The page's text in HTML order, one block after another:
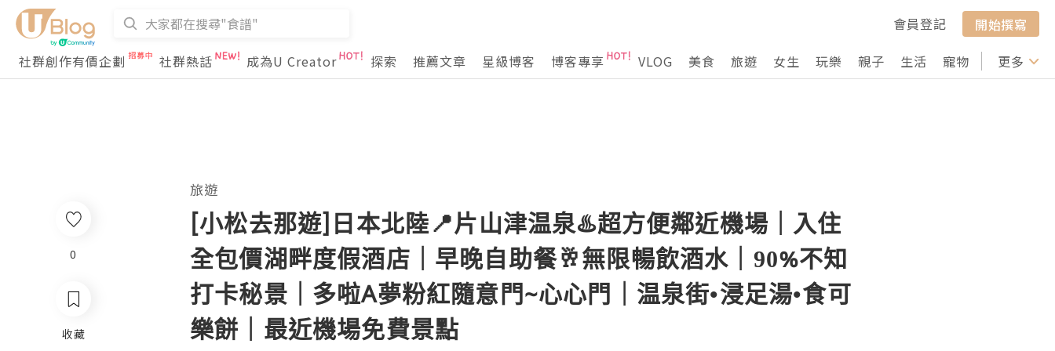
會員登記
開始撰寫
社群創作有價企劃
社群熱話 成為U Creator 探索 推薦文章 星級博客 博客專享 VLOG 美食 旅遊 女生 玩樂 親子 生活 寵物 行山 打卡
更多
旅遊
[小松去那遊]日本北陸📍片山津温泉♨️超方便鄰近機場｜入住
全包價湖畔度假酒店｜早晚自助餐🥂無限暢飲酒水｜90%不知
打卡秘景｜多啦A夢粉紅隨意門~心心門｜温泉街•浸足湯•食可
樂餅｜最近機場免費景點
0
收藏